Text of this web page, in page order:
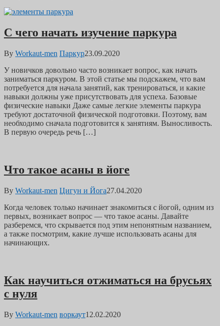
С чего начать изучение паркура
By Workaut-men Паркур23.09.2020
У новичков довольно часто возникает вопрос, как начать
заниматься паркуром. В этой статье мы подскажем, что вам
потребуется для начала занятий, как тренироваться, и какие
навыки должны уже присутствовать для успеха. Базовые
физические навыки Даже самые легкие элементы паркура
требуют достаточной физической подготовки. Поэтому, вам
необходимо сначала подготовится к занятиям. Выносливость.
В первую очередь речь […]
Что такое асаны в йоге
By Workaut-men Цигун и Йога27.04.2020
Когда человек только начинает знакомиться с йогой, одним из
первых, возникает вопрос — что такое асаны. Давайте
разберемся, что скрывается под этим непонятным названием,
а также посмотрим, какие лучше использовать асаны для
начинающих.
Как научиться отжиматься на брусьях
с нуля
By Workaut-men воркаут12.02.2020